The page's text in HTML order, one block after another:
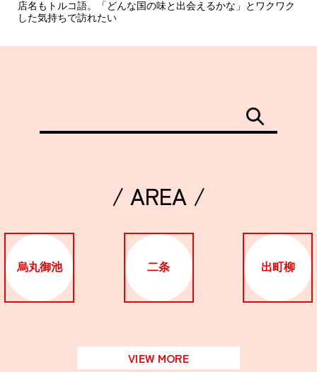
店名もトルコ語。「どんな国の味と出会えるかな」とワクワク
した気持ちで訪れたい
/ AREA /
烏丸御池 二条 出町柳
VIEW MORE